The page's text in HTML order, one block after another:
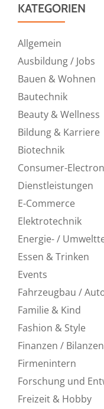
KATEGORIEN
Allgemein
Ausbildung / Jobs
Bauen & Wohnen
Bautechnik
Beauty & Wellness
Bildung & Karriere
Biotechnik
Consumer-
Dienstleistungen
E-Commerce
Elektrotechnik
Energie- /
Essen & Trinken
Events
Fahrzeugbau /
Familie & Kind
Fashion & Style
Finanzen / Bilanzen
Firmenintern
Forschung und
Freizeit & Hobby